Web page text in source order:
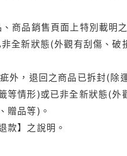
商品銷售頁面上特別載明
全新狀態(外觀有刮傷、
外，退回之商品已拆封(
等情形)或已非全新狀態(
贈品等)。
】之說明。